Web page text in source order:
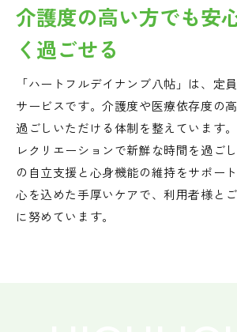
介護度の高い方でも安
く過ごせる
「ハートフルデイナンブ八帖」は、定
サービスです。介護度や医療依存度の
過ごしいただける体制を整えています
レクリエーションで新鮮な時間を過ご
の自立支援と心身機能の維持をサポー
心を込めた手厚いケアで、利用者様と
に努めています。